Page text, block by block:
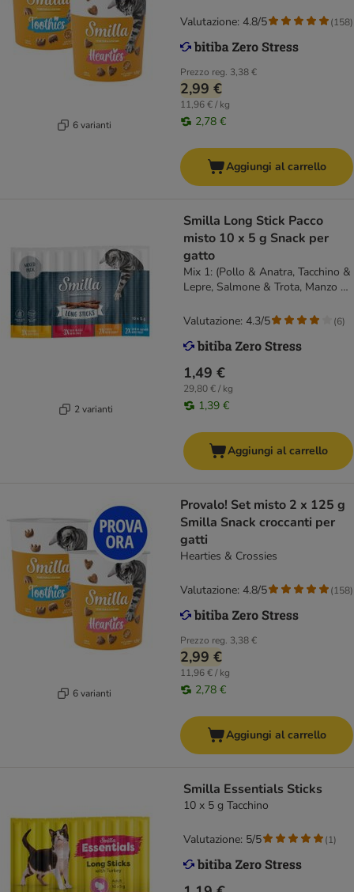
6 varianti
Prezzo reg. 3,38 €
2,99 €
11,96 € / kg
2,78 €
Valutazione: 4.8/5 (158)
Aggiungi al carrello
2 varianti
Smilla Long Stick Pacco
misto 10 x 5 g Snack per
gatto
Mix 1: (Pollo & Anatra, Tacchino &
Lepre, Salmone & Trota, Manzo &
1,49 €
29,80 € / kg
1,39 €
Valutazione: 4.3/5 (6)
Aggiungi al carrello
6 varianti
Provalo! Set misto 2 x 125 g
Smilla Snack croccanti per
gatti
Hearties & Crossies
Prezzo reg. 3,38 €
2,99 €
11,96 € / kg
2,78 €
Valutazione: 4.8/5 (158)
Aggiungi al carrello
Smilla Essentials Sticks
10 x 5 g Tacchino
Valutazione: 5/5 (1)